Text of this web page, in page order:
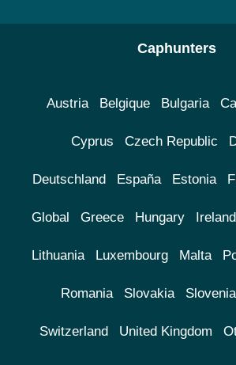
Caphunters
Austria Belgique Bulgaria
Cyprus Czech Republic
Deutschland España Estonia
Global Greece Hungary Ireland
Lithuania Luxembourg Malta
Romania Slovakia Slovenia
Switzerland United Kingdom